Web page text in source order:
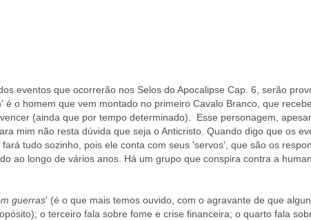
eventos que ocorrerão nos Selos do Apocalipse Cap. 6, serão
o homem que vem montado no primeiro Cavalo Branco, que
(ainda que por tempo determinado). Esse personagem,
mim não resta dúvida que seja o Anticristo. Quando digo que os
tudo sozinho, pois ele conta com seus 'servos', que são os
ao longo de vários anos. Há um grupo que conspira contra a
guerras' (é o que mais temos ouvido, com o agravante de que
o terceiro fala sobre fome e crise financeira; o quarto fala